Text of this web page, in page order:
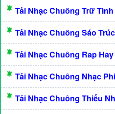
Tải Nhạc Chuông Trữ
Tải Nhạc Chuông Sáo
Tải Nhạc Chuông Rap
Tải Nhạc Chuông Nhạc
Tải Nhạc Chuông Thiếu